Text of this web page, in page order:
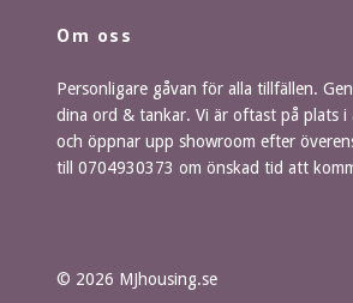
Om oss
Personligare gåvan för alla tillfällen.
dina ord & tankar. Vi är oftast på plats i
och öppnar upp showroom efter
till 0704930373 om önskad tid att
© 2026 MJhousing.se